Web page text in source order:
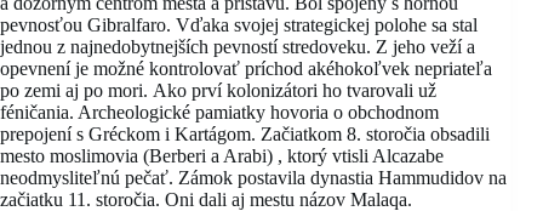
pevnosťou Gibralfaro. Vďaka svojej strategickej polohe sa stal
jednou z najnedobytnejších pevností stredoveku. Z jeho veží a
opevnení je možné kontrolovať príchod akéhokoľvek nepriateľa
po zemi aj po mori. Ako prví kolonizátori ho tvarovali už
féničania. Archeologické pamiatky hovoria o obchodnom
prepojení s Gréckom i Kartágom. Začiatkom 8. storočia obsadili
mesto moslimovia (Berberi a Arabi) , ktorý vtisli Alcazabe
neodmysliteľnú pečať. Zámok postavila dynastia Hammudidov na
začiatku 11. storočia. Oni dali aj mestu názov Malaqa.